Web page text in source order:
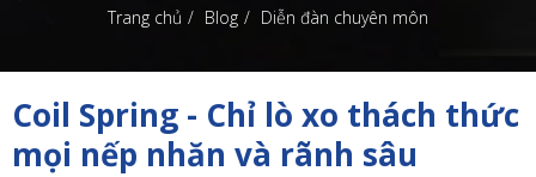
Trang chủ Blog Diễn đàn chuyên môn
Coil Spring - Chỉ lò xo thách thức
mọi nếp nhăn và rãnh sâu